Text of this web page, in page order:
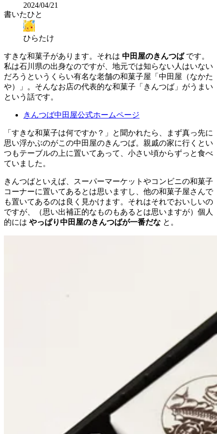
2024/04/21
書いたひと
ひらたけ
すきな和菓子があります。それは 中田屋のきんつばです。
私は石川県の出身なのですが、地元では知らない人はいない
だろうというくらい有名な老舗の和菓子屋「中田屋（なかた
や）」。そんなお店の代表的な和菓子「きんつば」がうまい
という話です。
きんつば中田屋公式ホームページ
「すきな和菓子は何ですか？」と聞かれたら、まず真っ先に
思い浮かぶのがこの中田屋のきんつば。親戚の家に行くとい
つもテーブルの上に置いてあって、小さい頃からずっと食べ
ていました。
きんつばといえば、スーパーマーケットやコンビニの和菓子
コーナーに置いてあるとは思いますし、他の和菓子屋さんで
も置いてあるのは良く見かけます。それはそれでおいしいの
ですが、（思い出補正的なものもあるとは思いますが）個人
的には やっぱり中田屋のきんつばが一番だな と。